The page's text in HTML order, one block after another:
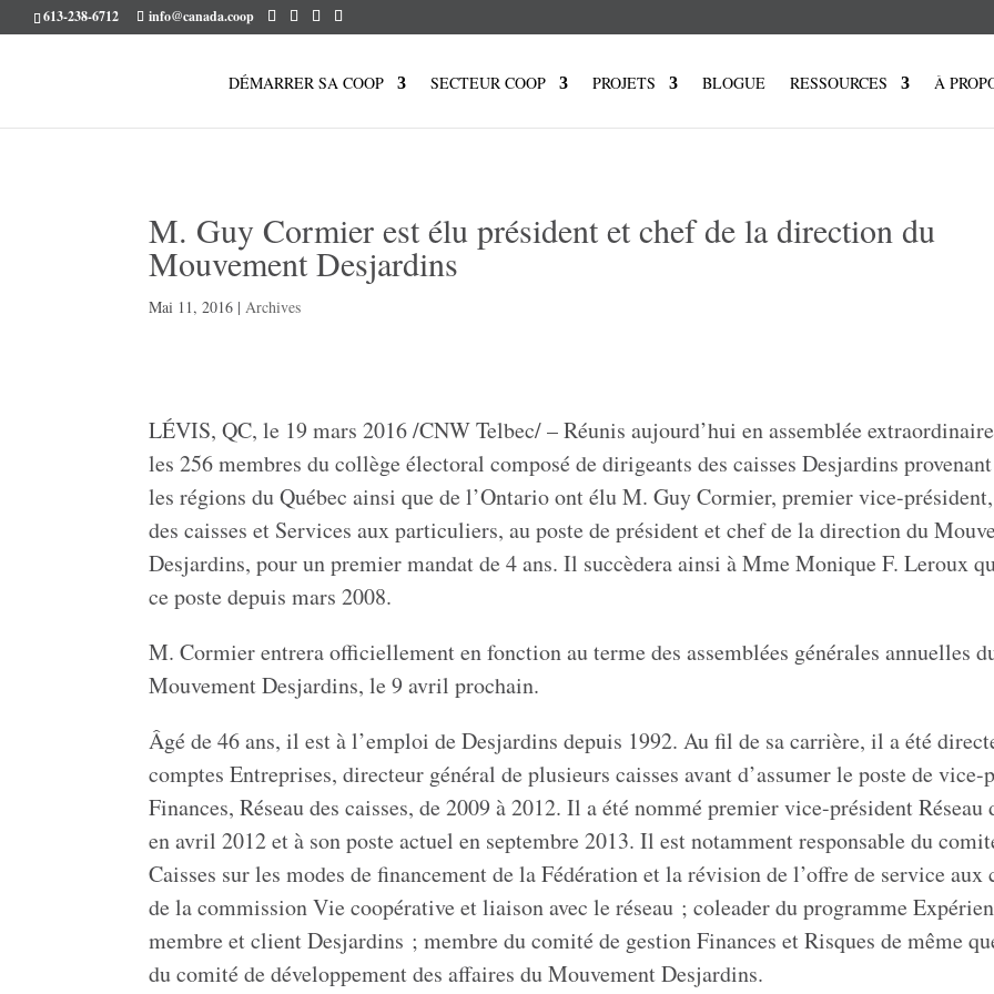
613-238-6712 info@canada.coop
DÉMARRER SA COOP SECTEUR COOP PROJETS BLOGUE RESSOURCES À
M. Guy Cormier est élu président et chef de la direction du
Mouvement Desjardins
Mai 11, 2016 |Archives
LÉVIS, QC, le 19 mars 2016 /CNW Telbec/ – Réunis aujourd’hui en assemblée
les 256 membres du collège électoral composé de dirigeants des caisses Desjardins
les régions du Québec ainsi que de l’Ontarioont éluM. Guy Cormier, premier vice-
des caisses et Services aux particuliers, au poste de président et chef de la direction du
Desjardins, pour un premier mandat de 4 ans. Il succèdera ainsi àMme Monique F. Leroux
ce poste depuis mars 2008.
M. Cormier entrera officiellement en fonction au terme des assemblées générales annuelles
Mouvement Desjardins, le 9 avril prochain.
Âgé de 46 ans, il est à l’emploi de Desjardins depuis 1992. Au fil de sa carrière, il a été
comptes Entreprises, directeur général de plusieurs caisses avant d’assumer le poste de vice-
Finances, Réseau des caisses, de 2009 à 2012. Il a été nommé premier vice-président Réseau
en avril2012 età son poste actuel en septembre 2013. Il est notamment responsable du
Caisses sur les modes de financement de la Fédération et la révision de l’offre de service aux
de la commission Vie coopérative et liaison avec le réseau ; coleader du programme
membre et client Desjardins ; membre du comité de gestion Finances et Risques de même
du comité de développement des affaires du Mouvement Desjardins.